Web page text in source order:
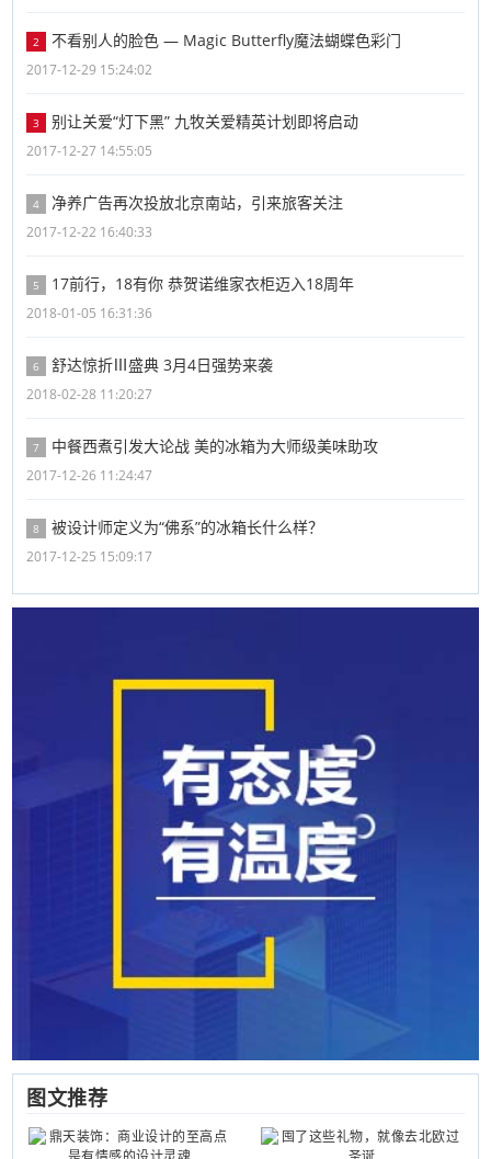
2 不看别人的脸色 — Magic Butterfly魔法蝴蝶色彩门
2017-12-29 15:24:02
3 别让关爱“灯下黑” 九牧关爱精英计划即将启动
2017-12-27 14:55:05
4 净养广告再次投放北京南站，引来旅客关注
2017-12-22 16:40:33
5 17前行，18有你 恭贺诺维家衣柜迈入18周年
2018-01-05 16:31:36
6 舒达惊折Ⅲ盛典 3月4日强势来袭
2018-02-28 11:20:27
7 中餐西煮引发大论战 美的冰箱为大师级美味助攻
2017-12-26 11:24:47
8 被设计师定义为“佛系”的冰箱长什么样？
2017-12-25 15:09:17
图文推荐